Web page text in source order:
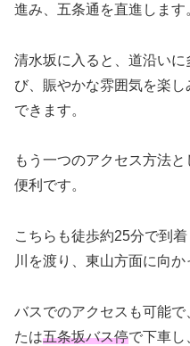
進み、五条通を直進します
清水坂に入ると、道沿い
び、賑やかな雰囲気を楽
できます。
もう一つのアクセス方法と
便利です。
こちらも徒歩約25分で到
川を渡り、東山方面に向か
バスでのアクセスも可能で
たは五条坂バス停で下車し